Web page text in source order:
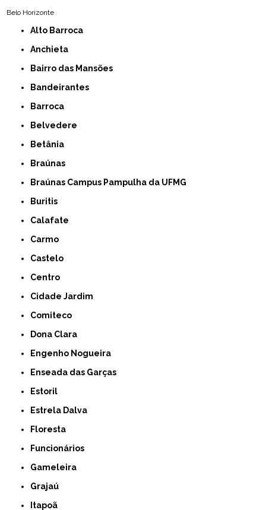
Belo Horizonte
Alto Barroca
Anchieta
Bairro das Mansões
Bandeirantes
Barroca
Belvedere
Betânia
Braúnas
Braúnas Campus Pampulha da UFMG
Buritis
Calafate
Carmo
Castelo
Centro
Cidade Jardim
Comiteco
Dona Clara
Engenho Nogueira
Enseada das Garças
Estoril
Estrela Dalva
Floresta
Funcionários
Gameleira
Grajaú
Itapoã